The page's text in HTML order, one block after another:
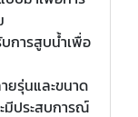
บการสูบน้ำเพื่อ
ยรุ่นและขนาด
มีประสบการณ์